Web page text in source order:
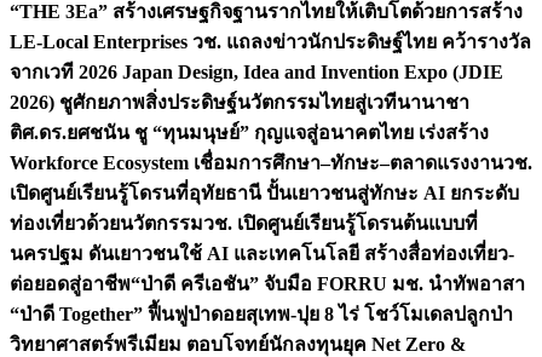
“THE 3Ea” สร้างเศรษฐกิจฐานรากไทยให้เติบโตด้วยการสร้าง
LE-Local Enterprises วช. แถลงข่าวนักประดิษฐ์ไทย คว้ารางวัล
จากเวที 2026 Japan Design, Idea and Invention Expo (JDIE
2026) ชูศักยภาพสิ่งประดิษฐ์นวัตกรรมไทยสู่เวทีนานาชา
ติศ.ดร.ยศชนัน ชู “ทุนมนุษย์” กุญแจสู่อนาคตไทย เร่งสร้าง
Workforce Ecosystem เชื่อมการศึกษา–ทักษะ–ตลาดแรงงานวช.
เปิดศูนย์เรียนรู้โดรนที่อุทัยธานี ปั้นเยาวชนสู่ทักษะ AI ยกระดับ
ท่องเที่ยวด้วยนวัตกรรมวช. เปิดศูนย์เรียนรู้โดรนต้นแบบที่
นครปฐม ดันเยาวชนใช้ AI และเทคโนโลยี สร้างสื่อท่องเที่ยว-
ต่อยอดสู่อาชีพ“ป่าดี ครีเอชัน” จับมือ FORRU มช. นำทัพอาสา
“ป่าดี Together” ฟื้นฟูป่าดอยสุเทพ-ปุย 8 ไร่ โชว์โมเดลปลูกป่า
วิทยาศาสตร์พรีเมียม ตอบโจทย์นักลงทุนยุค Net Zero &